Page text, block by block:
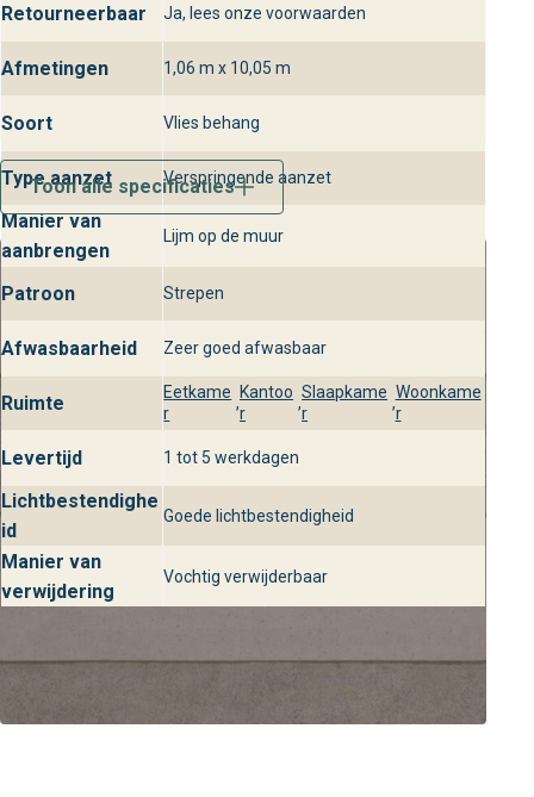
Retourneerbaar Ja, lees onze voorwaarden
Afmetingen 1,06 m x 10,05 m
Soort Vlies behang
Type aanzet Verspringende aanzet
Manier van
aanbrengen
Lijm op de muur
Patroon Strepen
Afwasbaarheid Zeer goed afwasbaar
Ruimte
Eetkame
r
,
Kantoo
r
,
Slaapkame
r
,
Woonkame
r
Levertijd 1 tot 5 werkdagen
Lichtbestendighe
id
Goede lichtbestendigheid
Manier van
verwijdering
Vochtig verwijderbaar
Toon alle specificaties